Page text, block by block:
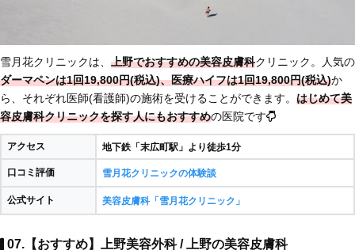
雪月花クリニックは、 上野でおすすめの美容皮膚科クリニック。人気の
ダーマペンは1回19,800円(税込)、医療ハイフは1回19,800円(税込)か
ら、それぞれ医師(看護師)の施術を受けることができます。 はじめて美
容皮膚科クリニックを探す人にもおすすめの医院です
アクセス 地下鉄「末広町駅」より徒歩1分
口コミ評価 雪月花クリニックの体験談
公式サイト 美容皮膚科「雪月花クリニック」
07.【おすすめ】上野美容外科 / 上野の美容皮膚科